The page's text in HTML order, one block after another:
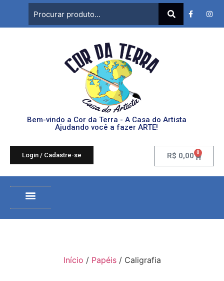
Bem-vindo a Cor da Terra - A Casa do Artista
Ajudando você a fazer ARTE!
Login / Cadastre-se R$ 0,00 0
Início / Papéis/ Caligrafia